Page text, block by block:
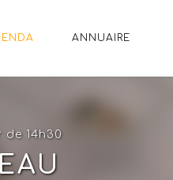
ANNUAIRE
14h30